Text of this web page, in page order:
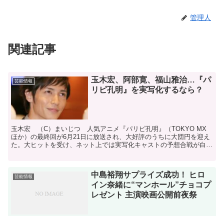
管理人
関連記事
芸能情報
玉木宏、阿部寛、福山雅治…『パ
リピ孔明』を実写化するなら？
玉木宏 （C）まいじつ 人気アニメ『パリピ孔明』（TOKYO MX
ほか）の最終回が6月21日に放送され、大好評のうちに大団円を迎え
た。大ヒットを受け、ネット上では実写化キャストの予想合戦が白熱
芸能情報
中島裕翔サプライズ成功！ ヒロ
イン奈緒に“マンホール”チョコプ
レゼント 主演映画公開前夜祭